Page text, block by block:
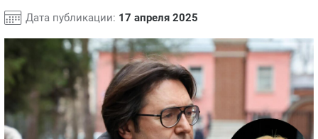
Дата публикации: 17 апреля 2025